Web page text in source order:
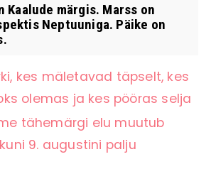
märgis. Marss on
Neptuuniga. Päike on
kes mäletavad täpselt, kes
olemas ja kes pööras selja
tähemärgi elu muutub
9. augustini palju